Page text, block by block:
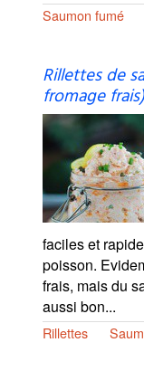
Saumon fumé
Rillettes de
fromage frais)
faciles et
poisson.
frais, mais du
aussi bon...
Rillettes